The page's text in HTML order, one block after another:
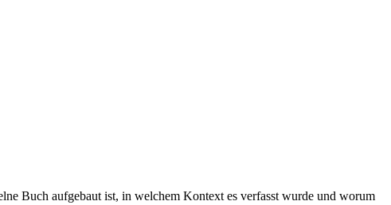
Buch aufgebaut ist, in welchem Kontext es verfasst wurde und worum